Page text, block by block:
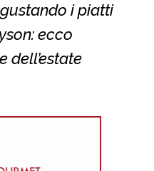
i piatti
ecco
dell’estate